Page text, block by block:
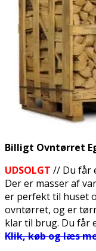
Billigt Ovntørret
UDSOLGT // Du får
Der er masser af
er perfekt til huset
ovntørret, og er
klar til brug. Du får
Klik, køb og læs